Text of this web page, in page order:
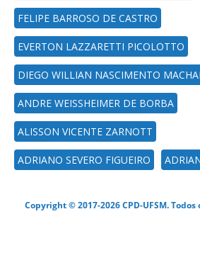
FELIPE BARROSO DE CASTRO
EVERTON LAZZARETTI PICOLOTTO
DIEGO WILLIAN NASCIMENTO
ANDRE WEISSHEIMER DE BORBA
ALISSON VICENTE ZARNOTT
ADRIANO SEVERO FIGUEIRO
Copyright © 2017-2026 CPD-UFSM.